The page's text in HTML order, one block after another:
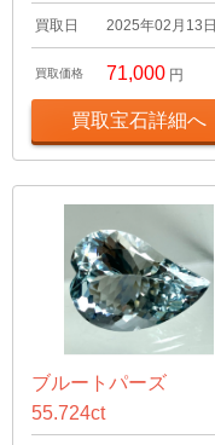
買取日 2025年02月13日
買取価格 71,000 円
買取宝石詳細へ
ブルートパーズ
55.724ct